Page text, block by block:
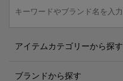
アイテムカテゴリーから探す
ブランドから探す